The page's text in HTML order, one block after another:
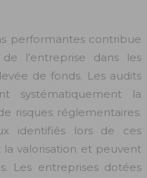
performantes contribue
l’entreprise dans les
de fonds. Les audits
systématiquement la
risques réglementaires.
identifiés lors de ces
valorisation et peuvent
Les entreprises dotées